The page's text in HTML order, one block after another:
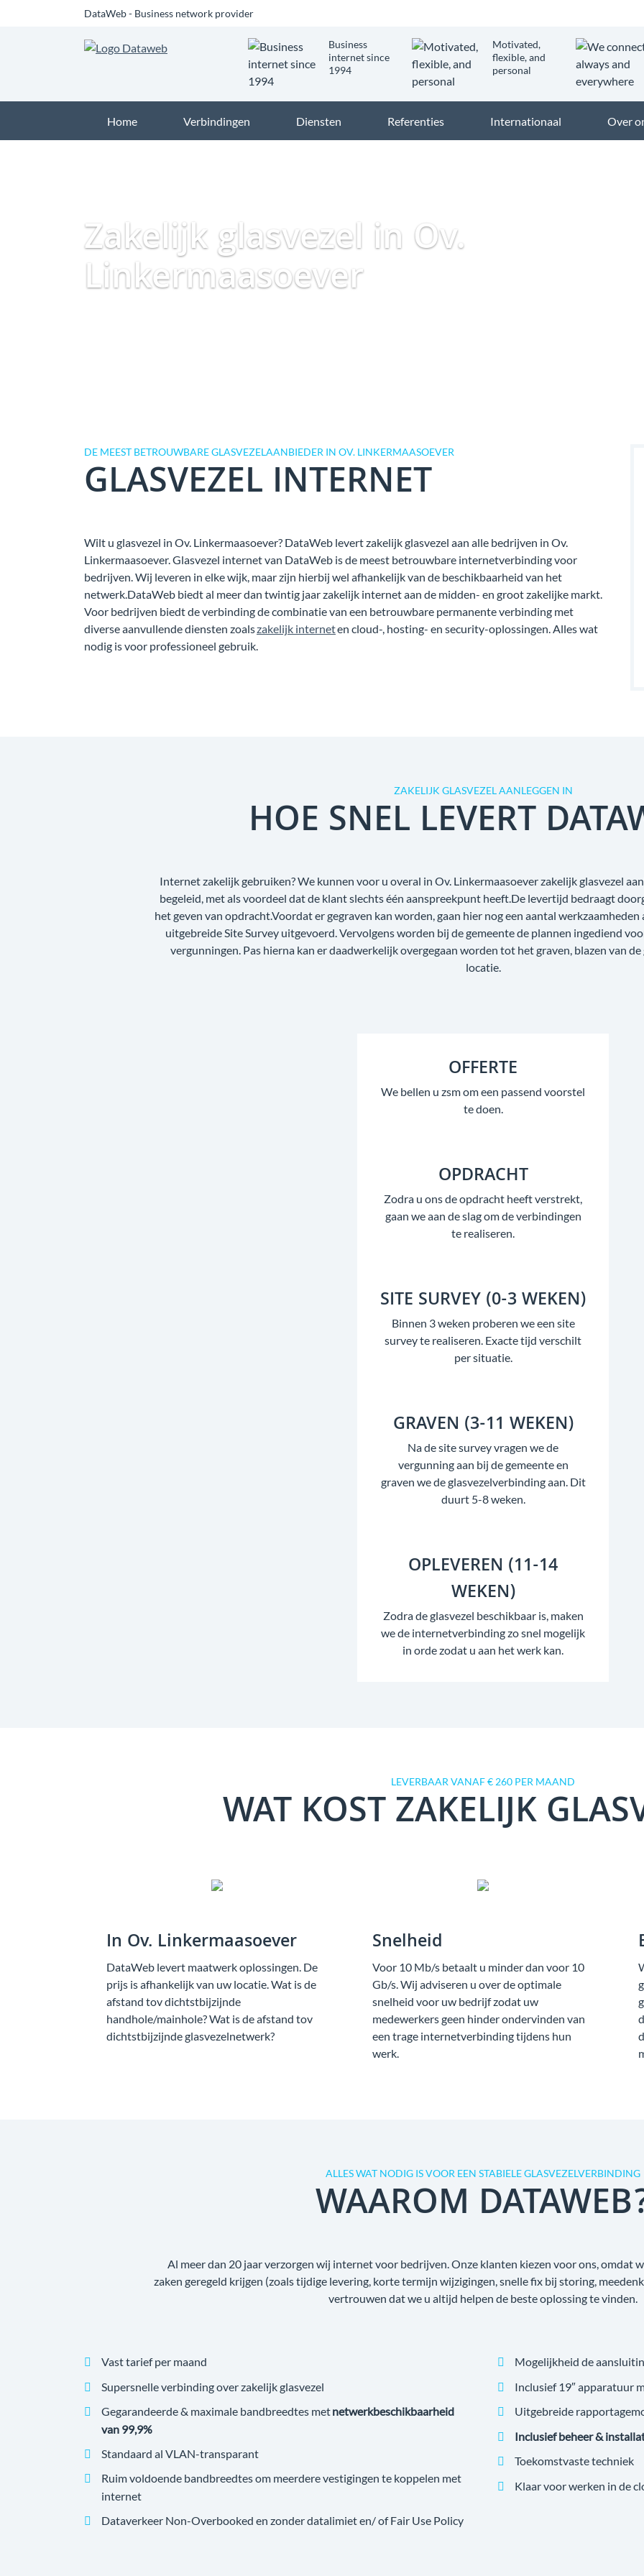
DataWeb - Business network provider
Business
internet since
1994
Motivated,
flexible, and
personal
Home Verbindingen Diensten Referenties Internationaal Over
Zakelijk glasvezel in Ov.
Linkermaasoever
DE MEEST BETROUWBARE GLASVEZELAANBIEDER IN OV. LINKERMAASOEVER
GLASVEZEL INTERNET
Wilt u glasvezel in Ov. Linkermaasoever? DataWeb levert zakelijk glasvezel aan alle bedrijven in Ov.
Linkermaasoever. Glasvezel internet van DataWeb is de meest betrouwbare internetverbinding voor
bedrijven. Wij leveren in elke wijk, maar zijn hierbij wel afhankelijk van de beschikbaarheid van het
netwerk.DataWeb biedt al meer dan twintig jaar zakelijk internet aan de midden- en groot zakelijke markt.
Voor bedrijven biedt de verbinding de combinatie van een betrouwbare permanente verbinding met
diverse aanvullende diensten zoalszakelijk interneten cloud-, hosting- en security-oplossingen. Alles wat
nodig is voor professioneel gebruik.
ZAKELIJK GLASVEZEL AANLEGGEN IN
HOE SNEL LEVERT
Internet zakelijk gebruiken? We kunnen voor u overal in Ov. Linkermaasoever zakelijk glasvezel
begeleid, met als voordeel dat de klant slechts één aanspreekpunt heeft.De levertijd bedraagt
het geven van opdracht.Voordat er gegraven kan worden, gaan hier nog een aantal
uitgebreide Site Survey uitgevoerd. Vervolgens worden bij de gemeente de plannen ingediend
vergunningen. Pas hierna kan er daadwerkelijk overgegaan worden tot het graven, blazen van
locatie.
OFFERTE
We bellen u zsm om een passend voorstel
te doen.
OPDRACHT
Zodra u ons de opdracht heeft verstrekt,
gaan we aan de slag om de verbindingen
te realiseren.
SITE SURVEY (0-3 WEKEN)
Binnen 3 weken proberen we een site
survey te realiseren. Exacte tijd verschilt
per situatie.
GRAVEN (3-11 WEKEN)
Na de site survey vragen we de
vergunning aan bij de gemeente en
graven we de glasvezelverbinding aan. Dit
duurt 5-8 weken.
OPLEVEREN (11-14
WEKEN)
Zodra de glasvezel beschikbaar is, maken
we de internetverbinding zo snel mogelijk
in orde zodat u aan het werk kan.
LEVERBAAR VANAF € 260 PER MAAND
WAT KOST ZAKELIJK
In Ov. Linkermaasoever
DataWeb levert maatwerk oplossingen. De
prijs is afhankelijk van uw locatie. Wat is de
afstand tov dichtstbijzijnde
handhole/mainhole? Wat is de afstand tov
dichtstbijzijnde glasvezelnetwerk?
Snelheid
Voor 10 Mb/s betaalt u minder dan voor 10
Gb/s. Wij adviseren u over de optimale
snelheid voor uw bedrijf zodat uw
medewerkers geen hinder ondervinden van
een trage internetverbinding tijdens hun
werk.
ALLES WAT NODIG IS VOOR EEN STABIELE GLASVEZELVERBINDING
WAAROM
Al meer dan 20 jaar verzorgen wij internet voor bedrijven. Onze klanten kiezen voor ons, omdat
zaken geregeld krijgen (zoals tijdige levering, korte termijn wijzigingen, snelle fix bij storing,
vertrouwen dat we u altijd helpen de beste oplossing te vinden.
Vast tarief per maand
Supersnelle verbinding over zakelijk glasvezel
Gegarandeerde & maximale bandbreedtes metnetwerkbeschikbaarheid
van 99,9%
Standaard al VLAN-transparant
Ruim voldoende bandbreedtes om meerdere vestigingen te koppelen met
internet
Dataverkeer Non-Overbooked en zonder datalimiet en/ of Fair Use Policy
Mogelijkheid de
Inclusief 19″ apparatuur
Uitgebreide
Inclusief beheer &
Toekomstvaste techniek
Klaar voor werken in de